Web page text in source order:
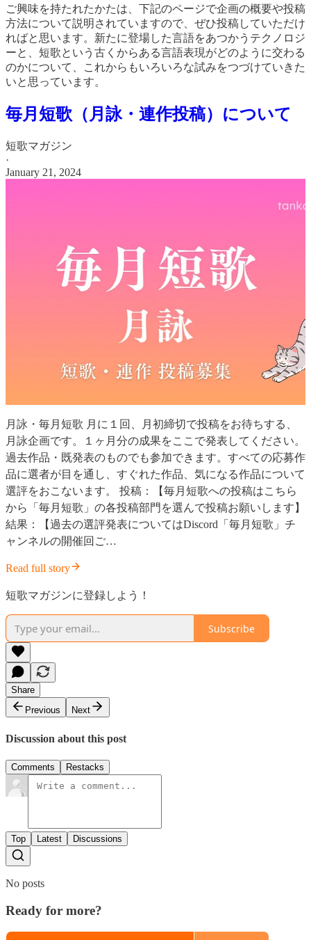
ご興味を持たれたかたは、下記のページで企画の概要や投稿
方法について説明されていますので、ぜひ投稿していただけ
ればと思います。新たに登場した言語をあつかうテクノロジ
ーと、短歌という古くからある言語表現がどのように交わる
のかについて、これからもいろいろな試みをつづけていきた
いと思っています。
毎月短歌（月詠・連作投稿）について
短歌マガジン
·
January 21, 2024
月詠・毎月短歌 月に１回、月初締切で投稿をお待ちする、
月詠企画です。１ヶ月分の成果をここで発表してください。
過去作品・既発表のものでも参加できます。すべての応募作
品に選者が目を通し、すぐれた作品、気になる作品について
選評をおこないます。 投稿：【毎月短歌への投稿はこちら
から「毎月短歌」の各投稿部門を選んで投稿お願いします】
結果：【過去の選評発表についてはDiscord「毎月短歌」チ
ャンネルの開催回ご…
Read full story
短歌マガジンに登録しよう！
Subscribe
Share
Previous
Next
Discussion about this post
Comments Restacks
Top Latest Discussions
No posts
Ready for more?